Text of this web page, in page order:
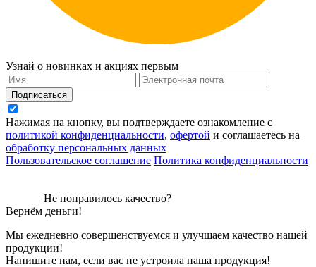
Узнай о новинках и акциях первым
Подписаться
Нажимая на кнопку, вы подтверждаете ознакомление с
политикой конфиденциальности, офертой и соглашаетесь на
обработку персональных данных
Пользовательское соглашение Политика конфиденциальности
Не понравилось качество?
Вернём деньги!
Мы ежедневно совершенствуемся и улучшаем качество нашей
продукции!
Напишите нам, если вас не устроила наша продукция!